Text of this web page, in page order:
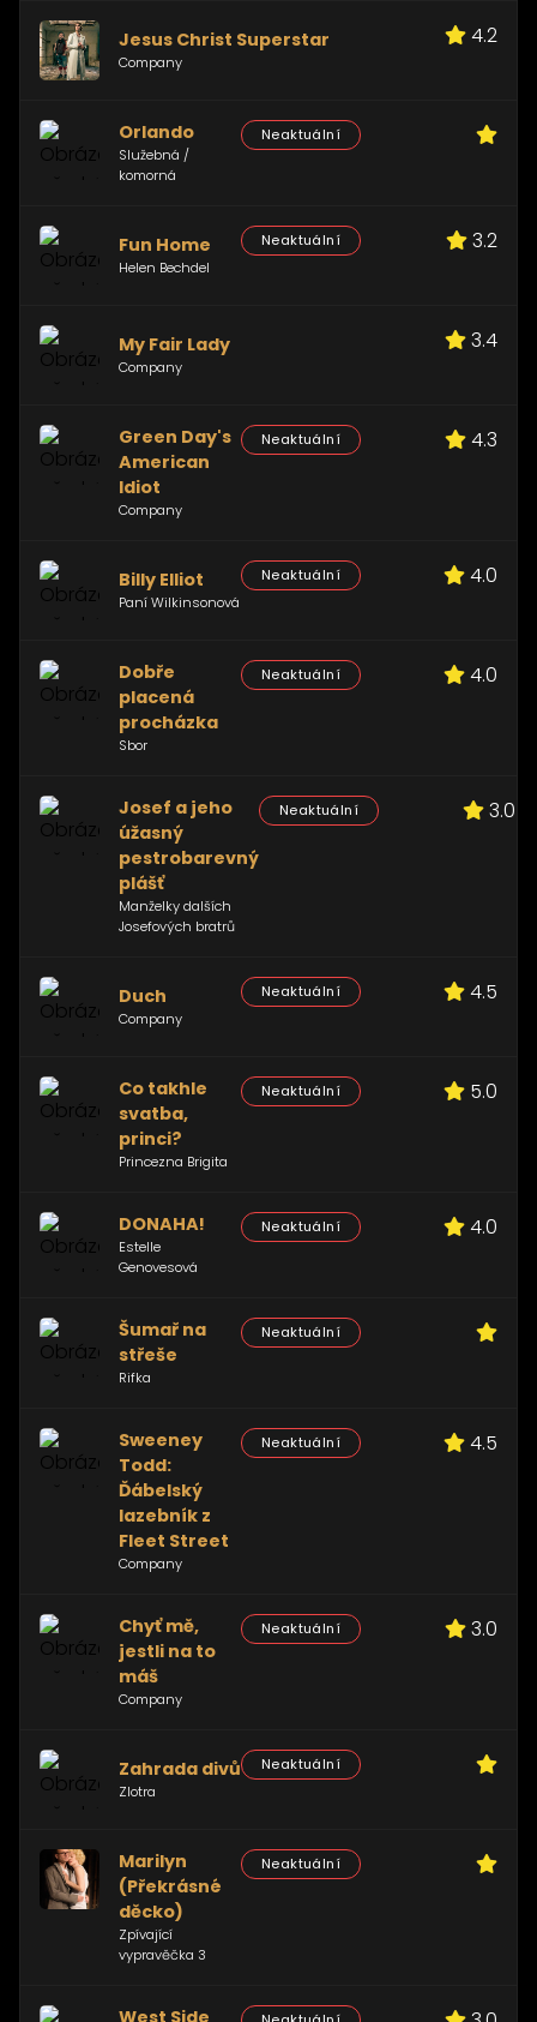
Jesus Christ Superstar
Company
4.2
Orlando
Služebná /
komorná
Neaktuální
Fun Home
Helen Bechdel
Neaktuální 3.2
My Fair Lady
Company
3.4
Green Day's
American
Idiot
Company
Neaktuální 4.3
Billy Elliot
Paní Wilkinsonová
Neaktuální 4.0
Dobře
placená
procházka
Sbor
Neaktuální 4.0
Josef a jeho
úžasný
pestrobarevný
plášť
Manželky dalších
Josefových bratrů
Neaktuální 3.0
Duch
Company
Neaktuální 4.5
Co takhle
svatba,
princi?
Princezna Brigita
Neaktuální 5.0
DONAHA!
Estelle
Genovesová
Neaktuální 4.0
Šumař na
střeše
Rifka
Neaktuální
Sweeney
Todd:
Ďábelský
lazebník z
Fleet Street
Company
Neaktuální 4.5
Chyť mě,
jestli na to
máš
Company
Neaktuální 3.0
Zahrada divů
Zlotra
Neaktuální
Marilyn
(Překrásné
děcko)
Zpívající
vypravěčka 3
Neaktuální
West Side